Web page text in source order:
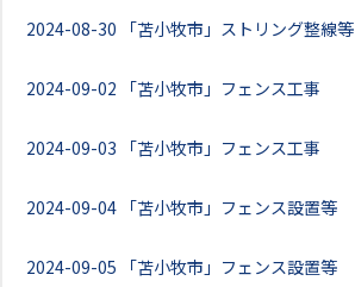
2024-08-30 「苫小牧市」ストリング整線等
2024-09-02 「苫小牧市」フェンス工事
2024-09-03 「苫小牧市」フェンス工事
2024-09-04 「苫小牧市」フェンス設置等
2024-09-05 「苫小牧市」フェンス設置等